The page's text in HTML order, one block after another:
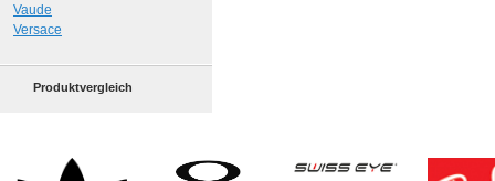
Vaude
Versace
Produktvergleich